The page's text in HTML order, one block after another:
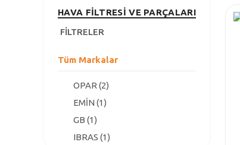
HAVA FİLTRESİ VE PARÇALARI
FİLTRELER
Tüm Markalar
OPAR (2)
EMİN (1)
GB (1)
IBRAS (1)